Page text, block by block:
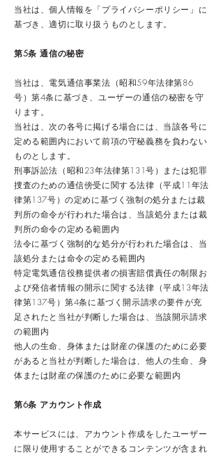
当社は、個人情報を「プライバシーポリシー」に
基づき、適切に取り扱うものとします。
第5条 通信の秘密
当社は、電気通信事業法（昭和59年法律第86
号）第4条に基づき、ユーザーの通信の秘密を守
ります。
当社は、次の各号に掲げる場合には、当該各号に
定める範囲内において前項の守秘義務を負わない
ものとします。
刑事訴訟法（昭和23年法律第131号）または犯罪
捜査のための通信傍受に関する法律（平成11年法
律第137号）の定めに基づく強制の処分または裁
判所の命令が行われた場合は、当該処分または裁
判所の命令の定める範囲内
法令に基づく強制的な処分が行われた場合は、当
該処分または命令の定める範囲内
特定電気通信役務提供者の損害賠償責任の制限お
よび発信者情報の開示に関する法律（平成13年法
律第137号）第4条に基づく開示請求の要件が充
足されたと当社が判断した場合は、当該開示請求
の範囲内
他人の生命、身体または財産の保護のために必要
があると当社が判断した場合は、他人の生命、身
体または財産の保護のために必要な範囲内
第6条 アカウント作成
本サービスには、アカウント作成をしたユーザー
に限り使用することができるコンテンツが含まれ